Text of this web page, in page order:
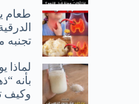
طعام
تجنبه
لماذا
بأنه
وكيف